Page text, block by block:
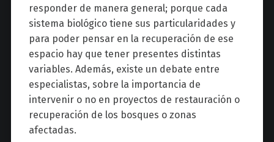
responder de manera general; porque cada
sistema biológico tiene sus particularidades y
para poder pensar en la recuperación de ese
espacio hay que tener presentes distintas
variables. Además, existe un debate entre
especialistas, sobre la importancia de
intervenir o no en proyectos de restauración o
recuperación de los bosques o zonas
afectadas.